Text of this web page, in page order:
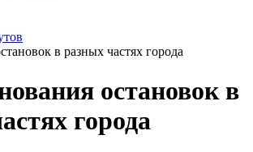
в разных частях города
остановок в
города